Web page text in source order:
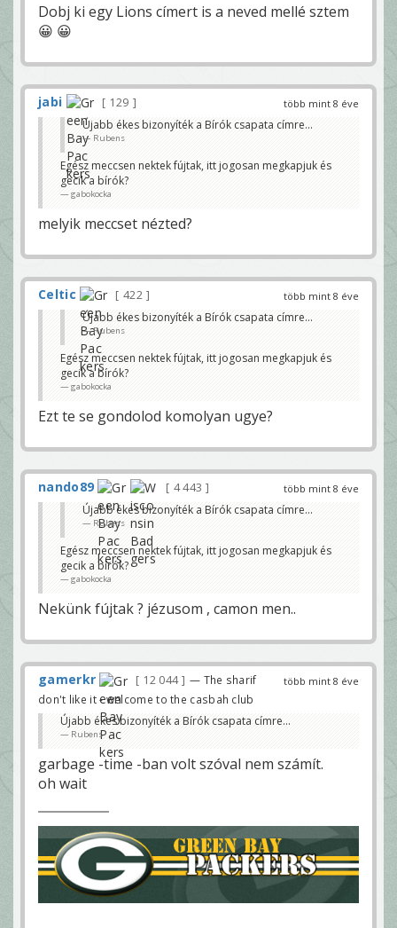
Dobj ki egy Lions címert is a neved mellé sztem
😀 😀
több mint 8 éve
jabi
129
Újabb ékes bizonyíték a Bírók csapata címre...
Rubens
Egész meccsen nektek fújtak, itt jogosan megkapjuk és
gecik a bírók?
gabokocka
melyik meccset nézted?
több mint 8 éve
Celtic
422
Újabb ékes bizonyíték a Bírók csapata címre...
Rubens
Egész meccsen nektek fújtak, itt jogosan megkapjuk és
gecik a bírók?
gabokocka
Ezt te se gondolod komolyan ugye?
több mint 8 éve
nando89
4 443
Újabb ékes bizonyíték a Bírók csapata címre...
Rubens
Egész meccsen nektek fújtak, itt jogosan megkapjuk és
gecik a bírók?
gabokocka
Nekünk fújtak ? jézusom , camon men..
több mint 8 éve
gamerkr 12 044
— The sharif
don't like it - welcome to the casbah club
Újabb ékes bizonyíték a Bírók csapata címre...
Rubens
garbage -time -ban volt szóval nem számít.
oh wait